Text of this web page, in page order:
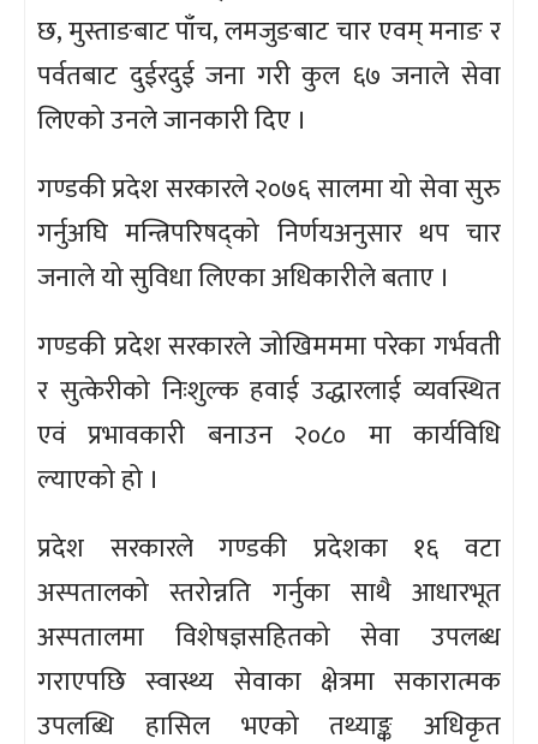
छ, मुस्ताङबाट पाँच, लमजुङबाट चार एवम् मनाङ र
पर्वतबाट दुईरदुई जना गरी कुल ६७ जनाले सेवा
लिएको उनले जानकारी दिए ।
गण्डकी प्रदेश सरकारले २०७६ सालमा यो सेवा सुरु
गर्नुअघि मन्त्रिपरिषद्को निर्णयअनुसार थप चार
जनाले यो सुविधा लिएका अधिकारीले बताए ।
गण्डकी प्रदेश सरकारले जोखिमममा परेका गर्भवती
र सुत्केरीको निःशुल्क हवाई उद्धारलाई व्यवस्थित
एवं प्रभावकारी बनाउन २०८० मा कार्यविधि
ल्याएको हो ।
प्रदेश सरकारले गण्डकी प्रदेशका १६ वटा
अस्पतालको स्तरोन्नति गर्नुका साथै आधारभूत
अस्पतालमा विशेषज्ञसहितको सेवा उपलब्ध
गराएपछि स्वास्थ्य सेवाका क्षेत्रमा सकारात्मक
उपलब्धि हासिल भएको तथ्याङ्क अधिकृत